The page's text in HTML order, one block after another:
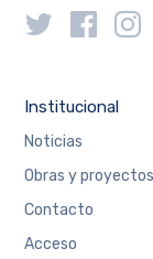
Institucional
Noticias
Obras y proyectos
Contacto
Acceso